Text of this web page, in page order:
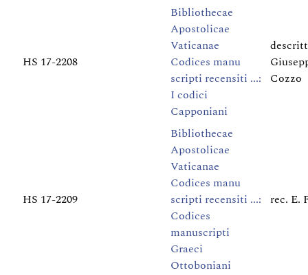
HS 17-2208
Bibliothecae
Apostolicae
Vaticanae
Codices manu
scripti recensiti ...:
I codici
Capponiani
Cozzo
HS 17-2209
Bibliothecae
Apostolicae
Vaticanae
Codices manu
scripti recensiti ...:
Codices
manuscripti
Graeci
Ottoboniani
rec. E.